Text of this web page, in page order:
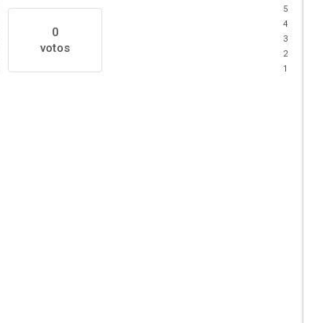
0
votos
5
4
3
2
1